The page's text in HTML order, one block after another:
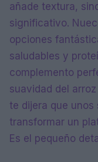
añade textura,
significativo.
opciones
saludables y
complemento
suavidad del
te dijera que unos
transformar un
Es el pequeño